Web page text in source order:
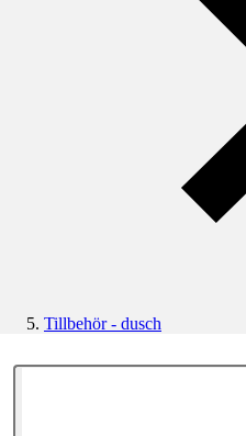
Tillbehör - dusch